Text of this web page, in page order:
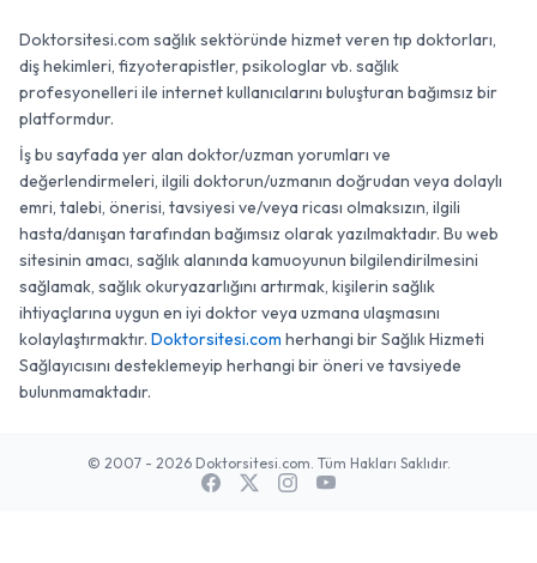
Doktorsitesi.com sağlık sektöründe hizmet veren tıp doktorları,
diş hekimleri, fizyoterapistler, psikologlar vb. sağlık
profesyonelleri ile internet kullanıcılarını buluşturan bağımsız bir
platformdur.
İş bu sayfada yer alan doktor/uzman yorumları ve
değerlendirmeleri, ilgili doktorun/uzmanın doğrudan veya dolaylı
emri, talebi, önerisi, tavsiyesi ve/veya ricası olmaksızın, ilgili
hasta/danışan tarafından bağımsız olarak yazılmaktadır. Bu web
sitesinin amacı, sağlık alanında kamuoyunun bilgilendirilmesini
sağlamak, sağlık okuryazarlığını artırmak, kişilerin sağlık
ihtiyaçlarına uygun en iyi doktor veya uzmana ulaşmasını
kolaylaştırmaktır. Doktorsitesi.com herhangi bir Sağlık Hizmeti
Sağlayıcısını desteklemeyip herhangi bir öneri ve tavsiyede
bulunmamaktadır.
© 2007 - 2026 Doktorsitesi.com. Tüm Hakları Saklıdır.